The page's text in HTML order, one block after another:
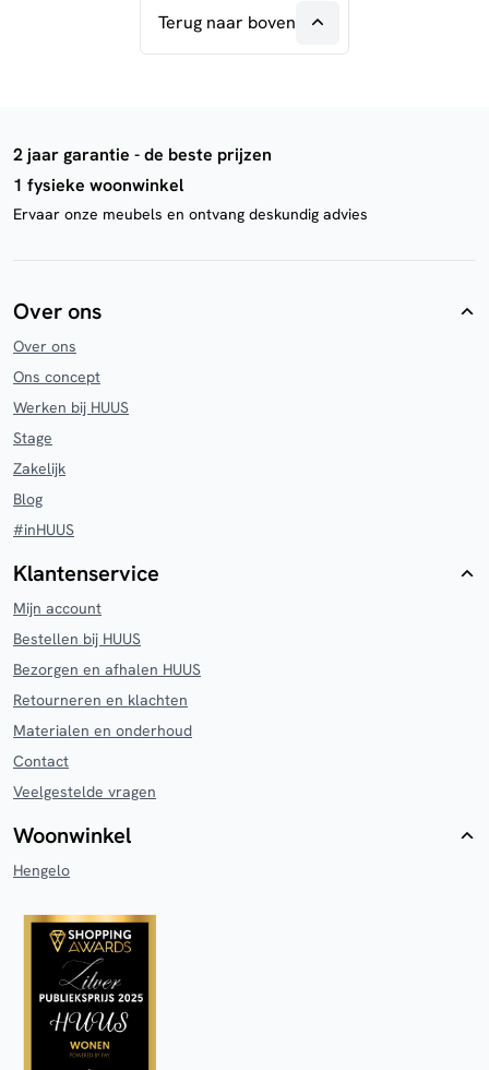
Terug naar boven
2 jaar garantie - de beste prijzen
1 fysieke woonwinkel
Ervaar onze meubels en ontvang deskundig advies
Over ons
Over ons
Ons concept
Werken bij HUUS
Stage
Zakelijk
Blog
#inHUUS
Klantenservice
Mijn account
Bestellen bij HUUS
Bezorgen en afhalen HUUS
Retourneren en klachten
Materialen en onderhoud
Contact
Veelgestelde vragen
Woonwinkel
Hengelo